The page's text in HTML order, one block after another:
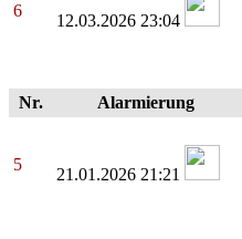
6
12.03.2026 23:04
Nr.
Alarmierung
5
21.01.2026 21:21